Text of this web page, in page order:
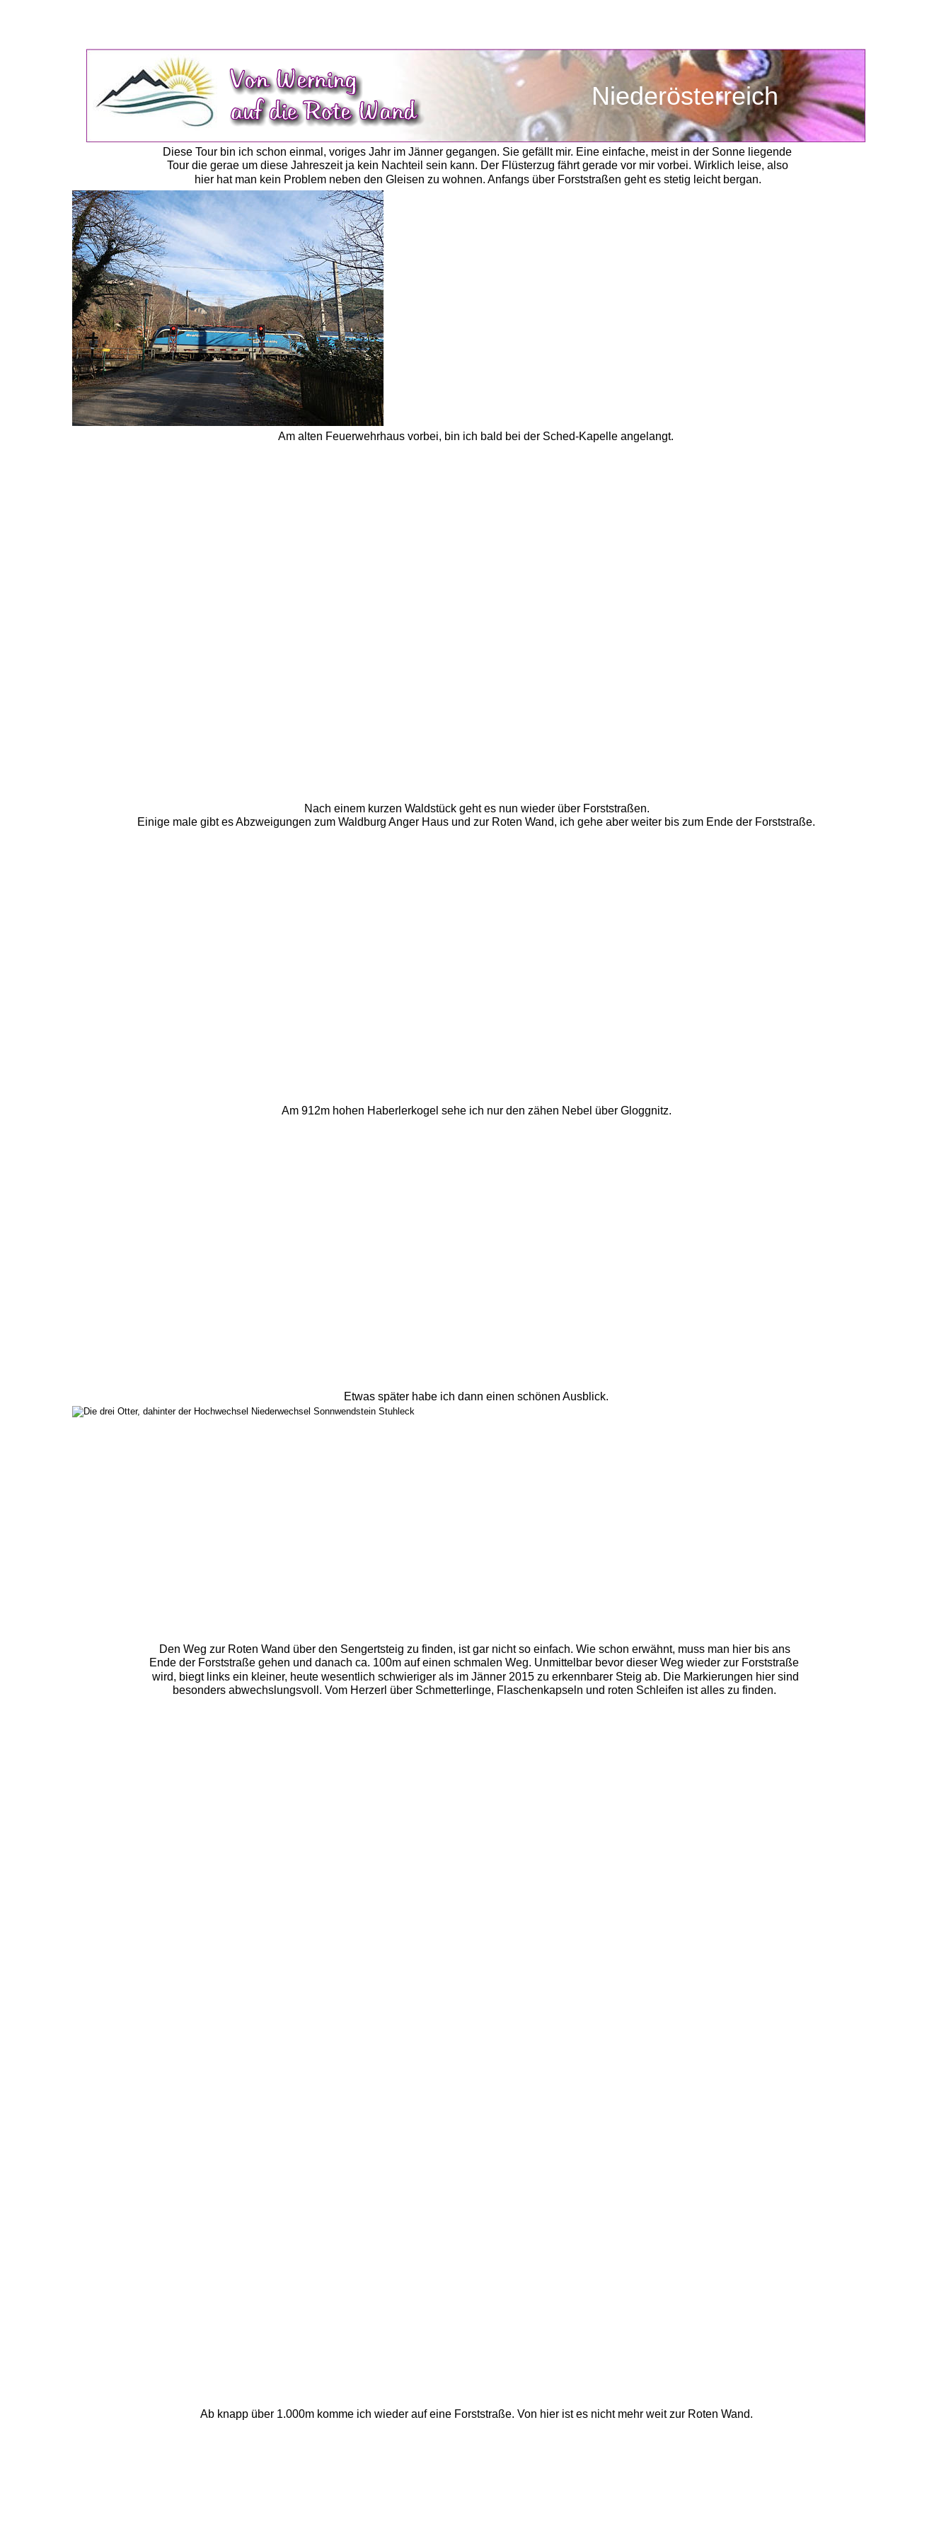
Diese Tour bin ich schon einmal, voriges Jahr im Jänner gegangen. Sie gefällt mir. Eine einfache, meist in der Sonne liegende
Tour die gerae um diese Jahreszeit ja kein Nachteil sein kann. Der Flüsterzug fährt gerade vor mir vorbei. Wirklich leise, also
hier hat man kein Problem neben den Gleisen zu wohnen. Anfangs über Forststraßen geht es stetig leicht bergan.
Niederösterreich
Am alten Feuerwehrhaus vorbei, bin ich bald bei der Sched-Kapelle angelangt.
Nach einem kurzen Waldstück geht es nun wieder über Forststraßen.
Einige male gibt es Abzweigungen zum Waldburg Anger Haus und zur Roten Wand, ich gehe aber weiter bis zum Ende der Forststraße.
Am 912m hohen Haberlerkogel sehe ich nur den zähen Nebel über Gloggnitz.
Den Weg zur Roten Wand über den Sengertsteig zu finden, ist gar nicht so einfach. Wie schon erwähnt, muss man hier bis ans
Ende der Forststraße gehen und danach ca. 100m auf einen schmalen Weg. Unmittelbar bevor dieser Weg wieder zur Forststraße
wird, biegt links ein kleiner, heute wesentlich schwieriger als im Jänner 2015 zu erkennbarer Steig ab. Die Markierungen hier sind
besonders abwechslungsvoll. Vom Herzerl über Schmetterlinge, Flaschenkapseln und roten Schleifen ist alles zu finden.
Etwas später habe ich dann einen schönen Ausblick.
Ab knapp über 1.000m komme ich wieder auf eine Forststraße. Von hier ist es nicht mehr weit zur Roten Wand.